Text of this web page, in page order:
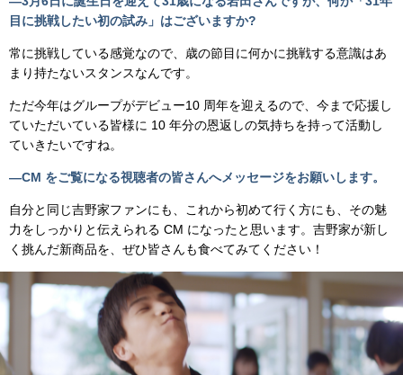
目に挑戦したい初の試み」はございますか?
常に挑戦している感覚なので、歳の節目に何かに挑戦する意識はあ
まり持たないスタンスなんです。
ただ今年はグループがデビュー10 周年を迎えるので、今まで応援し
ていただいている皆様に 10 年分の恩返しの気持ちを持って活動し
ていきたいですね。
―CM をご覧になる視聴者の皆さんへメッセージをお願いします。
自分と同じ吉野家ファンにも、これから初めて行く方にも、その魅
力をしっかりと伝えられる CM になったと思います。吉野家が新し
く挑んだ新商品を、ぜひ皆さんも食べてみてください！